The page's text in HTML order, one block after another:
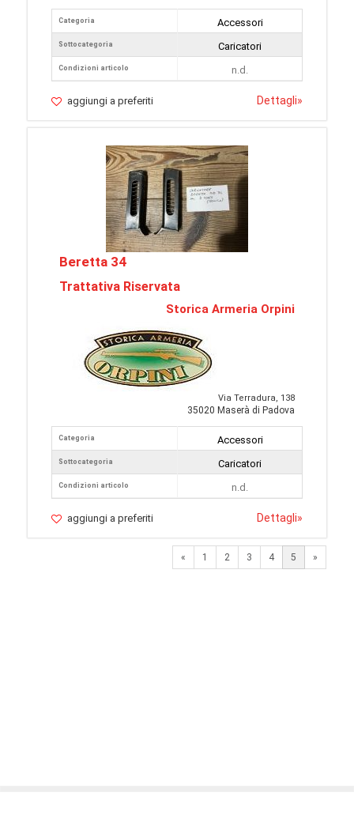
Categoria
Sottocategoria
Condizioni articolo
Accessori
Caricatori
n.d.
aggiungi a preferiti Dettagli»
Beretta 34
Trattativa Riservata
Storica Armeria Orpini
Via Terradura, 138
35020 Maserà di Padova
Categoria
Sottocategoria
Condizioni articolo
Accessori
Caricatori
n.d.
aggiungi a preferiti Dettagli»
« Previous
1 2 3 4 5 »